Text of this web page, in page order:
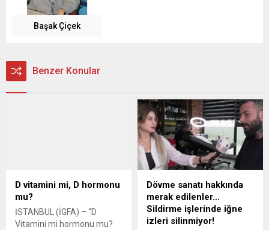
Başak Çiçek
Benzer Konular
D vitamini mi, D hormonu
mu?
İSTANBUL (İGFA) – “D
Vitamini mi hormonu mu?
Dövme sanatı hakkında
merak edilenler…
Sildirme işlerinde iğne
izleri silinmiyor!